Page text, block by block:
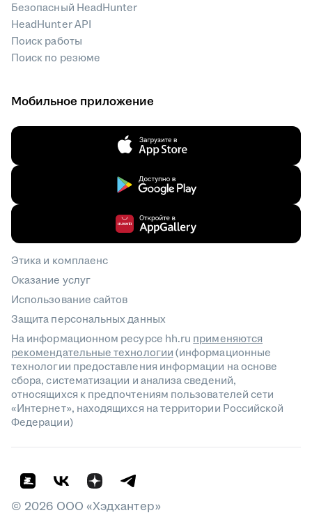
Безопасный HeadHunter
HeadHunter API
Поиск работы
Поиск по резюме
Мобильное приложение
Этика и комплаенс
Оказание услуг
Использование сайтов
Защита персональных данных
На информационном ресурсе hh.ru применяются
рекомендательные технологии(информационные
технологии предоставления информации на основе
сбора, систематизации и анализа сведений,
относящихся к предпочтениям пользователей сети
«Интернет», находящихся на территории Российской
Федерации)
© 2026 ООО «Хэдхантер»